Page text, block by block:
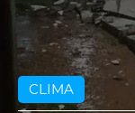
CLIMA